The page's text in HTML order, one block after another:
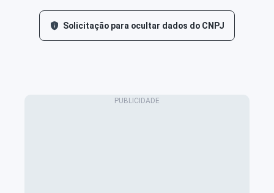
Solicitação para ocultar dados do CNPJ